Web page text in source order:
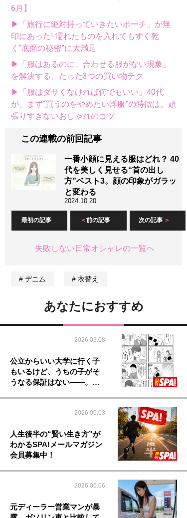
6月】
▶「旅行に絶対持っていきたいポーチ」が無
印にあった! 濡れたものを入れてもすぐ乾
く“底面の秘密”に大満足
▶「服はあるのに、合わせる服がない現象」
を解決する、たった3つの買い物テク
▶「服はダサくなければ何でもいい」40代
が、まず“買うのをやめたい洋服”の特徴は。頑
張りすぎないおしゃれのコツ
この連載の前回記事
一番小顔に見える服はどれ？ 40
代を美しく見せる“首の出し
方”ベスト3。顔の印象がガラッ
と変わる
2024.10.20
最初の記事 前の記事 次の記事
失敗しない日常オシャレの一覧へ
デニム 衣替え
あなたにおすすめ
2026.03.08
公立からいい大学に行く子
もいるけど、うちの子がそ
うなる保証はない――。…
2026.06.03
人生後半の“賢い生き方”が
わかるSPA!メールマガジン
会員募集中！
2026.06.06
元ディーラー営業マンが暴